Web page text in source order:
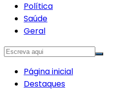
Política
Saúde
Geral
Página inicial
Destaques